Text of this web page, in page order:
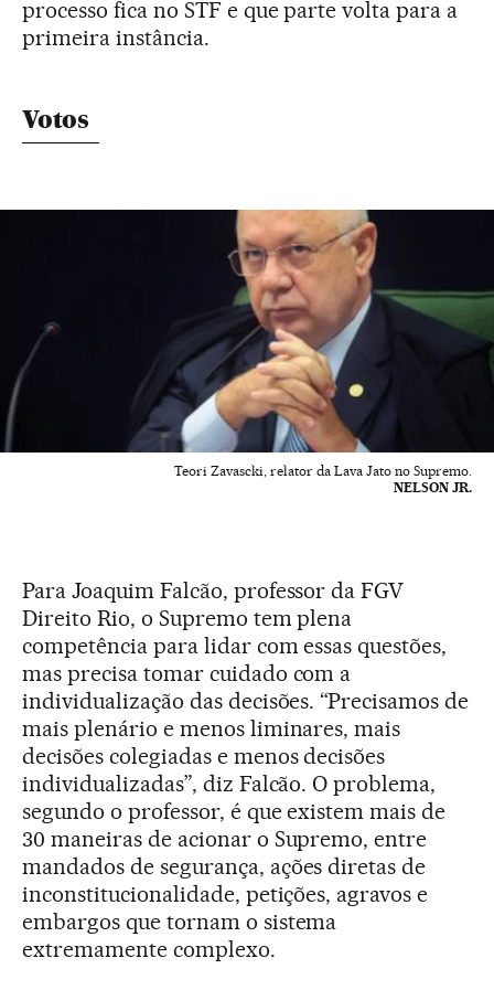
processo fica no STF e que parte volta para a
primeira instância.
Votos
Teori Zavascki, relator da Lava Jato no Supremo.
NELSON JR.
Para Joaquim Falcão, professor da FGV
Direito Rio, o Supremo tem plena
competência para lidar com essas questões,
mas precisa tomar cuidado com a
individualização das decisões. “Precisamos de
mais plenário e menos liminares, mais
decisões colegiadas e menos decisões
individualizadas”, diz Falcão. O problema,
segundo o professor, é que existem mais de
30 maneiras de acionar o Supremo, entre
mandados de segurança, ações diretas de
inconstitucionalidade, petições, agravos e
embargos que tornam o sistema
extremamente complexo.